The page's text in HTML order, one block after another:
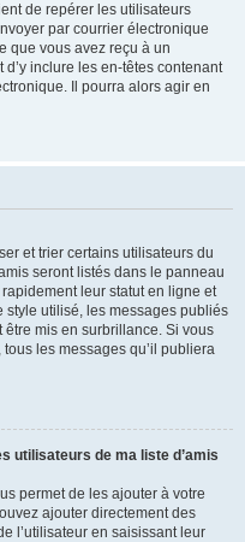
de repérer les utilisateurs
par courrier électronique
que vous avez reçu à un
inclure les en-têtes contenant
Il pourra alors agir en
et trier certains utilisateurs du
seront listés dans le panneau
leur statut en ligne et
style utilisé, les messages publiés
mis en surbrillance. Si vous
les messages qu’il publiera
utilisateurs de ma liste d’amis
permet de les ajouter à votre
ajouter directement des
l’utilisateur en saisissant leur